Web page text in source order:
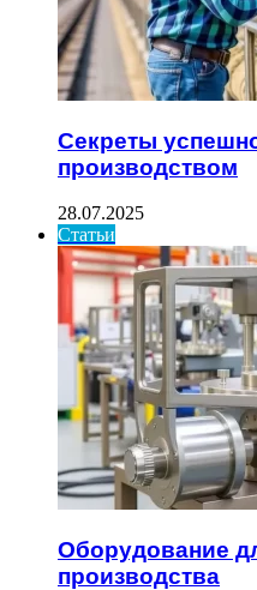
Секреты
производством
28.07.2025
Статьи
Оборудование
производства